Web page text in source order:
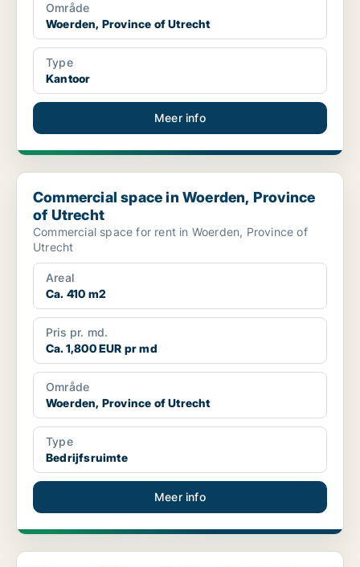
Område
Woerden, Province of Utrecht
Type
Kantoor
Meer info
Commercial space in Woerden, Province of Utrecht
Commercial space in Woerden, Province
of Utrecht
Commercial space for rent in Woerden, Province of
Utrecht
Areal
Ca. 410 m2
Pris pr. md.
Ca. 1,800 EUR pr md
Område
Woerden, Province of Utrecht
Type
Bedrijfsruimte
Meer info
Commercial space in Woerden, Province of Utrecht